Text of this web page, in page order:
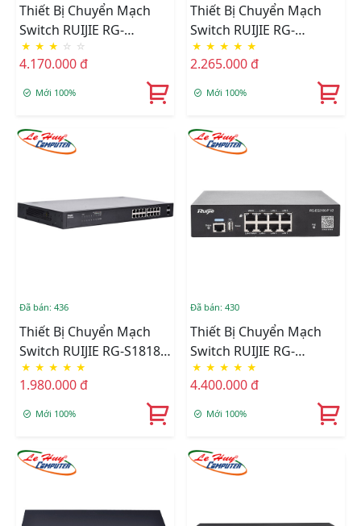
Thiết Bị Chuyển Mạch
Switch RUIJIE RG-
ES118GS-P 16-Port GE
PoE + 2-Port GE SFP
★ ★ ★ ☆ ☆
4.170.000 đ
Mới 100%
Thiết Bị Chuyển Mạch
Switch RUIJIE RG-
ES110GDS-P 8-Port GE
PoE + 2-Port GE SFP
★ ★ ★ ★ ★
2.265.000 đ
Mới 100%
Đã bán: 436
Thiết Bị Chuyển Mạch
Switch RUIJIE RG-S1818G
16-Port 10/100/1000
Base-T
★ ★ ★ ★ ★
1.980.000 đ
Mới 100%
Đã bán: 430
Thiết Bị Chuyển Mạch
Switch RUIJIE RG-
EG2100-P V2 8-Port
1000BASE-T Smart
★ ★ ★ ★ ★
4.400.000 đ
Mới 100%